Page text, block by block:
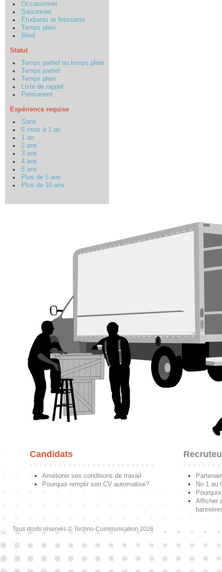
Occasionnel
Saisonnier
Étudiants et finissants
Temps plein
filled
Statut
Temps partiel ou temps plein
Temps partiel
Temps plein
Liste de rappel
Permanent
Expérience requise
Sans
6 mois à 1 an
1 an
2 ans
3 ans
4 ans
5 ans
Plus de 5 ans
Plus de 10 ans
Candidats
Améliorer ses conditions de travail
Pourquoi remplir son CV automatisé?
No 1 au
Afficher
Tous droits réservés © Techno-Communication 2026